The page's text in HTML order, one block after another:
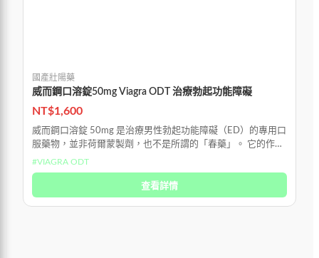
國產壯陽藥
威而鋼口溶錠50mg Viagra ODT 治療勃起功能障礙
NT$1,600
威而鋼口溶錠 50mg 是治療男性勃起功能障礙（ED）的專用口
服藥物，並非荷爾蒙製劑，也不是所謂的「春藥」。 它的作用
機轉是選擇性放鬆陰莖海綿體中的血管平滑肌，
#VIAGRA ODT
查看詳情